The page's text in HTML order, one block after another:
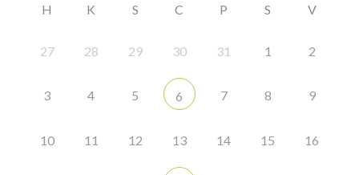
H K S C P S V
27 28 29 30 31 1 2
3 4 5 6 7 8 9
10 11 12 13 14 15 16